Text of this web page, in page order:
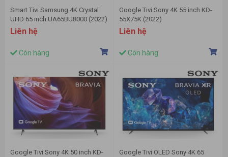
Smart Tivi Samsung 4K Crystal
UHD 65 inch UA65BU8000 (2022)
Liên hệ
Còn hàng
Google Tivi Sony 4K 55 inch KD-
55X75K (2022)
Liên hệ
Còn hàng
Google Tivi Sony 4K 50 inch KD-
Google Tivi OLED Sony 4K 65